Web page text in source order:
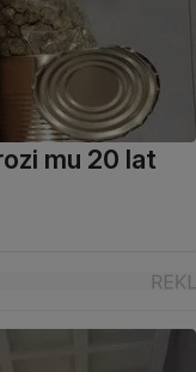
mu 20 lat